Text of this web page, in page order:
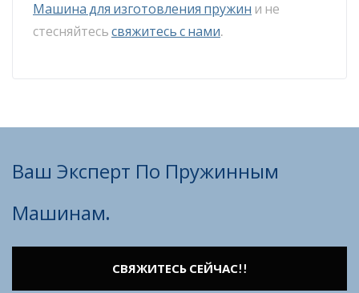
Машина для изготовления пружин и не
стесняйтесь свяжитесь с нами.
Ваш Эксперт По Пружинным
Машинам.
СВЯЖИТЕСЬ СЕЙЧАС!!